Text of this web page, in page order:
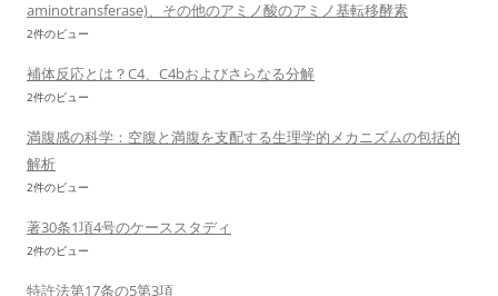
aminotransferase)、その他のアミノ酸のアミノ基転移酵素
2件のビュー
補体反応とは？C4、C4bおよびさらなる分解
2件のビュー
満腹感の科学：空腹と満腹を支配する生理学的メカニズムの包括的
解析
2件のビュー
著30条1項4号のケーススタディ
2件のビュー
特許法第17条の5第3項